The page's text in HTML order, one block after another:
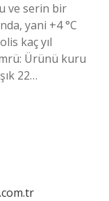
ve serin bir
yani +4 °C
kaç yıl
Ürünü kuru
22…